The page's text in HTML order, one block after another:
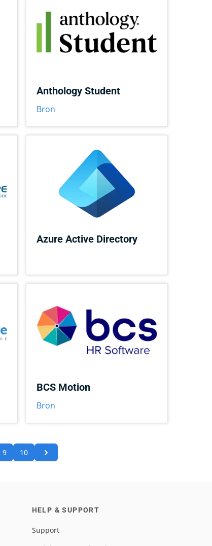
Anthology Student
Bron
Azure Active Directory
BCS Motion
Bron
9 10
HELP & SUPPORT
Support